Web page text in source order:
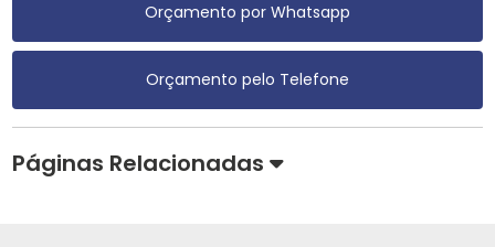
Orçamento por Whatsapp
Orçamento pelo Telefone
Páginas Relacionadas